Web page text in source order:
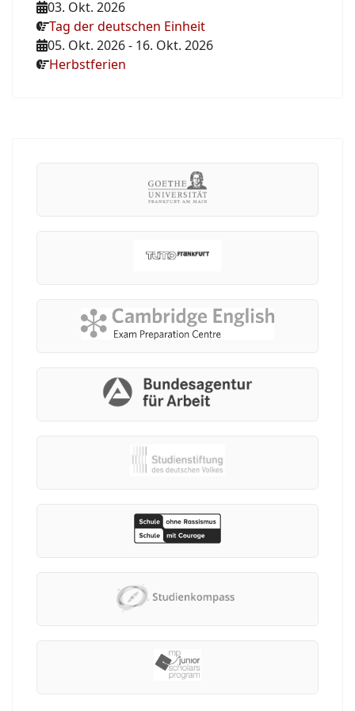
03. Okt. 2026
Tag der deutschen Einheit
05. Okt. 2026- 16. Okt. 2026
Herbstferien